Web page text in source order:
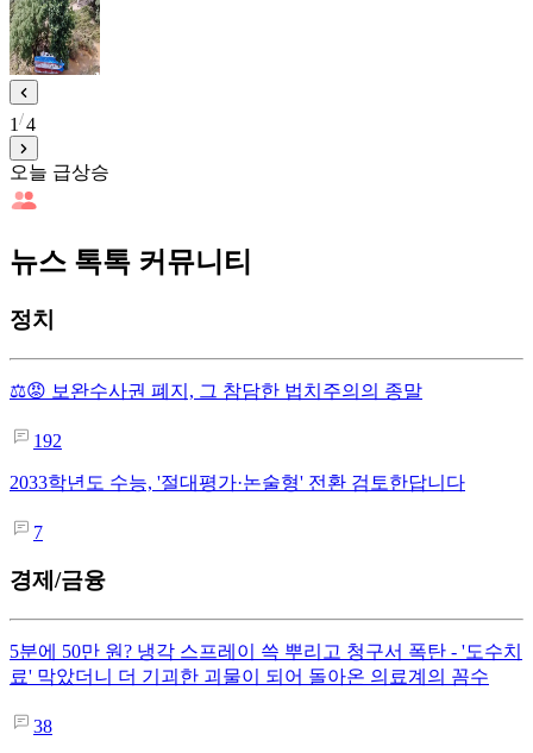
1 4
오늘 급상승
뉴스 톡톡 커뮤니티
정치
⚖️😡 보완수사권 폐지, 그 참담한 법치주의의 종말
192
2033학년도 수능, '절대평가·논술형' 전환 검토한답니다
7
경제/금융
5분에 50만 원? 냉각 스프레이 쓱 뿌리고 청구서 폭탄 - '도수치
료' 막았더니 더 기괴한 괴물이 되어 돌아온 의료계의 꼼수
38